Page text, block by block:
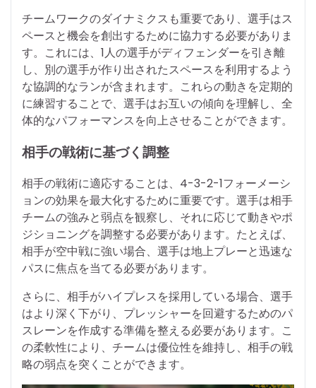
チームワークのダイナミクスも重要であり、選手はス
ペースと機会を創出するために協力する必要がありま
す。これには、1人の選手がディフェンダーを引き離
し、別の選手が作り出されたスペースを利用するよう
な協調的なランが含まれます。これらの動きを定期的
に練習することで、選手はお互いの傾向を理解し、全
体的なパフォーマンスを向上させることができます。
相手の戦術に基づく調整
相手の戦術に適応することは、4-3-2-1フォーメーシ
ョンの効果を最大化するために重要です。選手は相手
チームの強みと弱点を観察し、それに応じて動きやポ
ジショニングを調整する必要があります。たとえば、
相手が空中戦に強い場合、選手は地上プレーと迅速な
パスに焦点を当てる必要があります。
さらに、相手がハイプレスを採用している場合、選手
はより深く下がり、プレッシャーを回避するためのパ
スレーンを作成する準備を整える必要があります。こ
の柔軟性により、チームは優位性を維持し、相手の戦
略の弱点を突くことができます。